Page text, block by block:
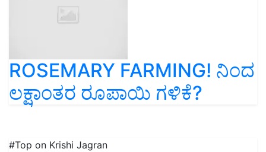
ROSEMARY FARMING! ನಿಂದ
ಲಕ್ಷಾಂತರ ರೂಪಾಯಿ ಗಳಿಕೆ?
#Top on Krishi Jagran